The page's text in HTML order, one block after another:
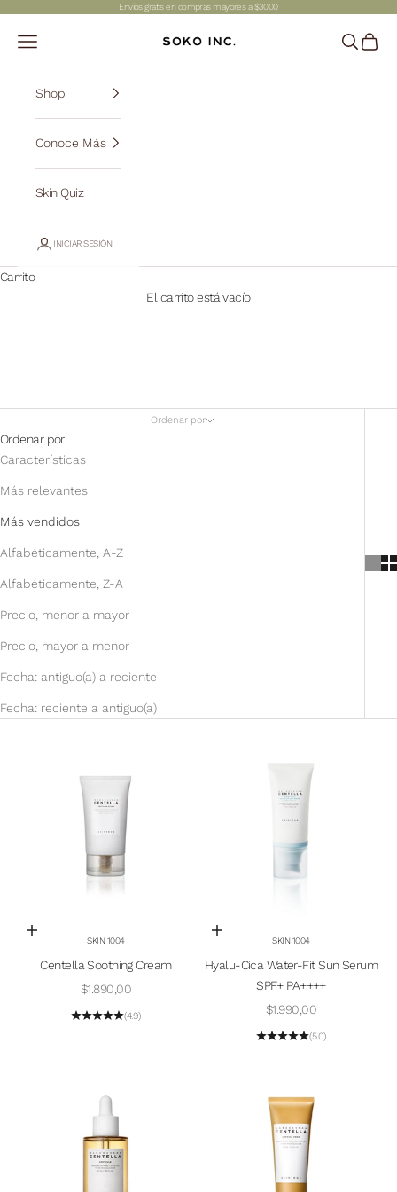
Envíos gratis en compras mayores a $3000
SOKO INC.
Abrir menú de navegación AbrirAbrir
Shop
Conoce Más
Skin Quiz
INICIAR SESIÓN
Carrito
El carrito está vacío
Ordenar por
Ordenar por
Características
Más relevantes
Más vendidos
Alfabéticamente, A-Z
Alfabéticamente, Z-A
Precio, menor a mayor
Precio, mayor a menor
Fecha: antiguo(a) a reciente
Fecha: reciente a antiguo(a)
Añadir a la cesta
SKIN 1004
Centella Soothing Cream
Precio de oferta
$1.890,00
(4.9)
Añadir a la cesta
SKIN 1004
Hyalu-Cica Water-Fit Sun Serum
SPF+ PA++++
Precio de oferta
$1.990,00
(5.0)